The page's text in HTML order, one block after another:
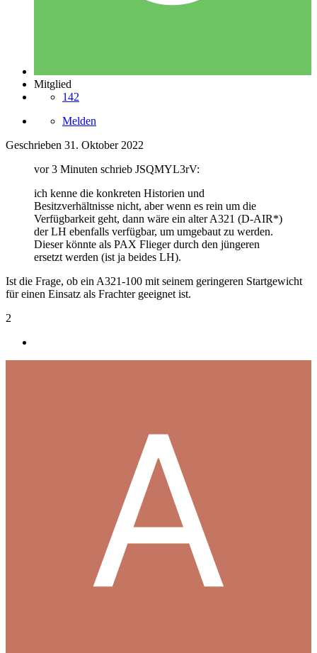
Mitglied
142
Melden
Geschrieben 31. Oktober 2022
vor 3 Minuten schrieb JSQMYL3rV:
ich kenne die konkreten Historien und
Besitzverhältnisse nicht, aber wenn es rein um die
Verfügbarkeit geht, dann wäre ein alter A321 (D-AIR*)
der LH ebenfalls verfügbar, um umgebaut zu werden.
Dieser könnte als PAX Flieger durch den jüngeren
ersetzt werden (ist ja beides LH).
Ist die Frage, ob ein A321-100 mit seinem geringeren Startgewicht
für einen Einsatz als Frachter geeignet ist.
2